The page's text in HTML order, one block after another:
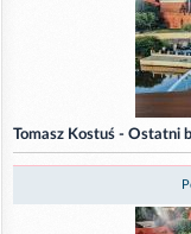
Tomasz Kostuś - Ostatni